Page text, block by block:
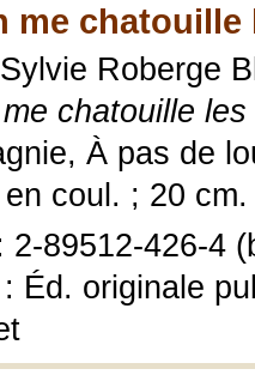
me chatouille
Roberge
chatouille
À pas de
coul. ; 20 cm.
2-89512-426-4
Éd. originale